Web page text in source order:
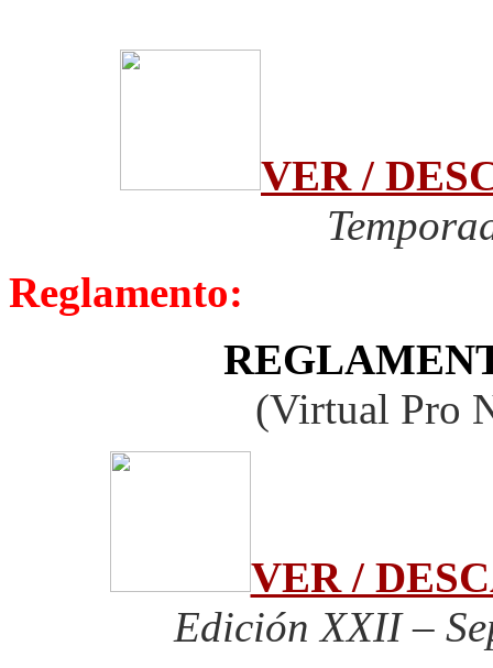
VER /
Reglamento:
(Virtual Pro
VER /
Edición XXII –